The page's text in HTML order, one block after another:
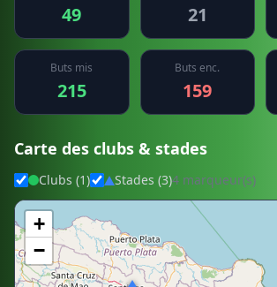
49 21
Buts mis
215
Buts enc.
159
Carte des clubs & stades
Clubs (1) Stades (3)4 marqueur(s)
+
−